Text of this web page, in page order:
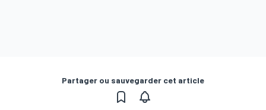
Partager ou sauvegarder cet article